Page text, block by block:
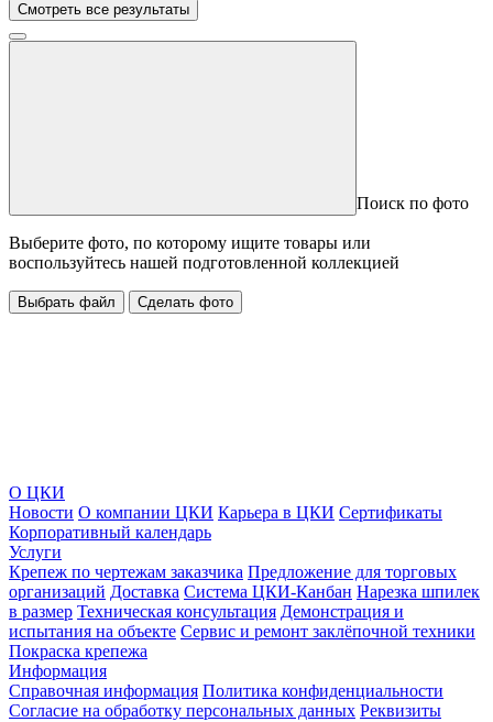
Смотреть все результаты
Поиск по фото
Выберите фото, по которому ищите товары или
воспользуйтесь нашей подготовленной коллекцией
Выбрать файл Сделать фото
О ЦКИ
Новости О компании ЦКИ Карьера в ЦКИ Сертификаты
Корпоративный календарь
Услуги
Крепеж по чертежам заказчика Предложение для торговых
организаций Доставка Система ЦКИ-Канбан Нарезка шпилек
в размер Техническая консультация Демонстрация и
испытания на объекте Сервис и ремонт заклёпочной техники
Покраска крепежа
Информация
Справочная информация Политика конфиденциальности
Согласие на обработку персональных данных Реквизиты